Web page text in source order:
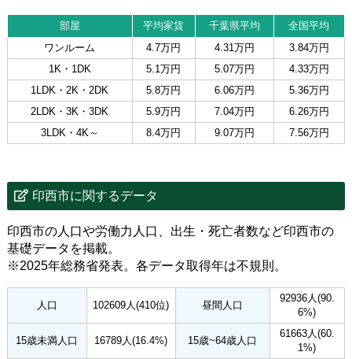
部屋 平均家賃 千葉県平均
全国平均
ワンルーム
4.7万円 4.31万円
3.84万円
1K・1DK
5.1万円 5.07万円
4.33万円
1LDK・2K・2DK
5.8万円 6.06万円
5.36万円
2LDK・3K・3DK
5.9万円 7.04万円
6.26万円
3LDK・4K～
8.4万円 9.07万円 7.56万円
印西市に関するデータ
印西市の人口や労働力人口、出生・死亡者数など印西市の
基礎データを掲載。
※2025年総務省発表。各データ取得年は不規則。
人口 102609人(410位) 昼間人口
92936人(90.
6%)
15歳未満人口 16789人(16.4%) 15歳~64歳人口
61663人(60.
1%)